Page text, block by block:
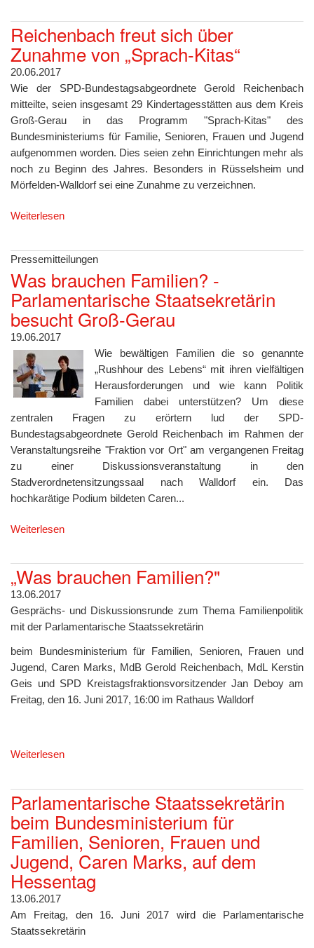
Reichenbach freut sich über
Zunahme von „Sprach-Kitas“
20.06.2017
Wie der SPD-Bundestagsabgeordnete Gerold Reichenbach
mitteilte, seien insgesamt 29 Kindertagesstätten aus dem Kreis
Groß-Gerau in das Programm "Sprach-Kitas" des
Bundesministeriums für Familie, Senioren, Frauen und Jugend
aufgenommen worden. Dies seien zehn Einrichtungen mehr als
noch zu Beginn des Jahres. Besonders in Rüsselsheim und
Mörfelden-Walldorf sei eine Zunahme zu verzeichnen.
Weiterlesen
Pressemitteilungen
Was brauchen Familien? -
Parlamentarische Staatsekretärin
besucht Groß-Gerau
19.06.2017
Wie bewältigen Familien die so genannte
„Rushhour des Lebens“ mit ihren vielfältigen
Herausforderungen und wie kann Politik
Familien dabei unterstützen? Um diese
zentralen Fragen zu erörtern lud der SPD-
Bundestagsabgeordnete Gerold Reichenbach im Rahmen der
Veranstaltungsreihe "Fraktion vor Ort" am vergangenen Freitag
zu einer Diskussionsveranstaltung in den
Stadverordnetensitzungssaal nach Walldorf ein. Das
hochkarätige Podium bildeten Caren...
Weiterlesen
„Was brauchen Familien?"
13.06.2017
Gesprächs- und Diskussionsrunde zum Thema Familienpolitik
mit der Parlamentarische Staatssekretärin
beim Bundesministerium für Familien, Senioren, Frauen und
Jugend, Caren Marks, MdB Gerold Reichenbach, MdL Kerstin
Geis und SPD Kreistagsfraktionsvorsitzender Jan Deboy am
Freitag, den 16. Juni 2017, 16:00 im Rathaus Walldorf
Weiterlesen
Parlamentarische Staatssekretärin
beim Bundesministerium für
Familien, Senioren, Frauen und
Jugend, Caren Marks, auf dem
Hessentag
13.06.2017
Am Freitag, den 16. Juni 2017 wird die Parlamentarische
Staatssekretärin